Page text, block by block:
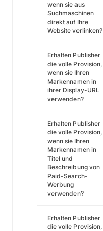
wenn sie aus
Suchmaschinen
direkt auf Ihre
Website verlinken?
Erhalten Publisher
die volle Provision,
wenn sie Ihren
Markennamen in
ihrer Display-URL
verwenden?
Erhalten Publisher
die volle Provision,
wenn sie Ihren
Markennamen in
Titel und
Beschreibung von
Paid-Search-
Werbung
verwenden?
Erhalten Publisher
die volle Provision,